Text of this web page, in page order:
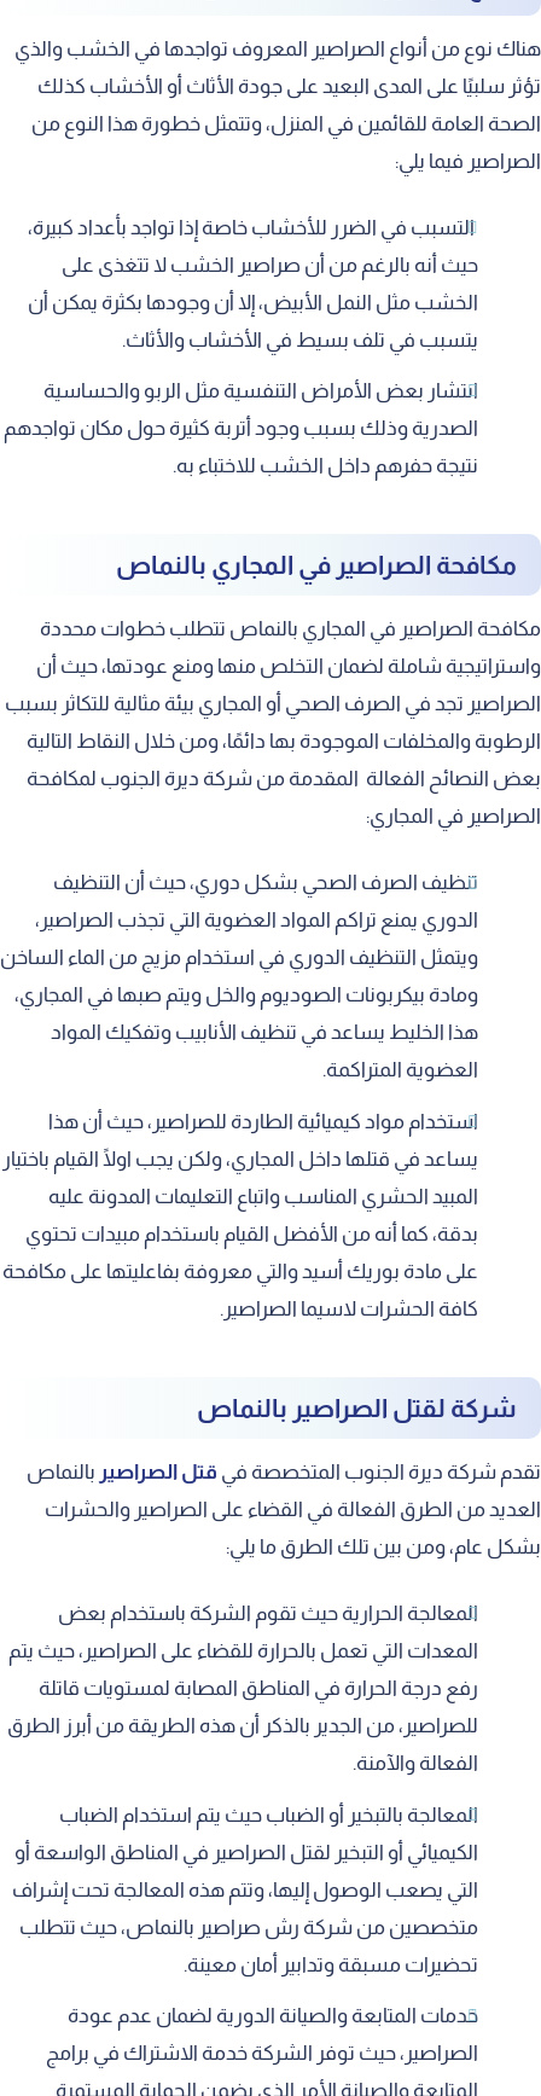
هناك نوع من أنواع الصراصير المعروف تواجدها في الخشب والذي
تؤثر سلبيًا على المدى البعيد على جودة الأثاث أو الأخشاب كذلك
الصحة العامة للقائمين في المنزل، وتتمثل خطورة هذا النوع من
الصراصير فيما يلي:
التسبب في الضرر للأخشاب خاصة إذا تواجد بأعداد كبيرة،
حيث أنه بالرغم من أن صراصير الخشب لا تتغذى على
الخشب مثل النمل الأبيض، إلا أن وجودها بكثرة يمكن أن
يتسبب في تلف بسيط في الأخشاب والأثاث.
انتشار بعض الأمراض التنفسية مثل الربو والحساسية
الصدرية وذلك بسبب وجود أتربة كثيرة حول مكان تواجدهم
نتيجة حفرهم داخل الخشب للاختباء به.
مكافحة الصراصير في المجاري بالنماص
مكافحة الصراصير في المجاري بالنماص تتطلب خطوات محددة
واستراتيجية شاملة لضمان التخلص منها ومنع عودتها، حيث أن
الصراصير تجد في الصرف الصحي أو المجاري بيئة مثالية للتكاثر بسبب
الرطوبة والمخلفات الموجودة بها دائمًا، ومن خلال النقاط التالية
بعض النصائح الفعالة المقدمة من شركة ديرة الجنوب لمكافحة
الصراصير في المجاري:
تنظيف الصرف الصحي بشكل دوري، حيث أن التنظيف
الدوري يمنع تراكم المواد العضوية التي تجذب الصراصير،
ويتمثل التنظيف الدوري في استخدام مزيج من الماء الساخن
ومادة بيكربونات الصوديوم والخل ويتم صبها في المجاري،
هذا الخليط يساعد في تنظيف الأنابيب وتفكيك المواد
العضوية المتراكمة.
استخدام مواد كيميائية الطاردة للصراصير، حيث أن هذا
يساعد في قتلها داخل المجاري، ولكن يجب اولًا القيام باختيار
المبيد الحشري المناسب واتباع التعليمات المدونة عليه
بدقة، كما أنه من الأفضل القيام باستخدام مبيدات تحتوي
على مادة بوريك أسيد والتي معروفة بفاعليتها على مكافحة
كافة الحشرات لاسيما الصراصير.
شركة لقتل الصراصير بالنماص
تقدم شركة ديرة الجنوب المتخصصة في قتل الصراصير بالنماص
العديد من الطرق الفعالة في القضاء على الصراصير والحشرات
بشكل عام، ومن بين تلك الطرق ما يلي:
المعالجة الحرارية حيث تقوم الشركة باستخدام بعض
المعدات التي تعمل بالحرارة للقضاء على الصراصير، حيث يتم
رفع درجة الحرارة في المناطق المصابة لمستويات قاتلة
للصراصير، من الجدير بالذكر أن هذه الطريقة من أبرز الطرق
الفعالة والآمنة.
المعالجة بالتبخير أو الضباب حيث يتم استخدام الضباب
الكيميائي أو التبخير لقتل الصراصير في المناطق الواسعة أو
التي يصعب الوصول إليها، وتتم هذه المعالجة تحت إشراف
متخصصين من شركة رش صراصير بالنماص، حيث تتطلب
تحضيرات مسبقة وتدابير أمان معينة.
خدمات المتابعة والصيانة الدورية لضمان عدم عودة
الصراصير، حيث توفر الشركة خدمة الاشتراك في برامج
المتابعة والصيانة الأمر الذي يضمن الحماية المستمرة